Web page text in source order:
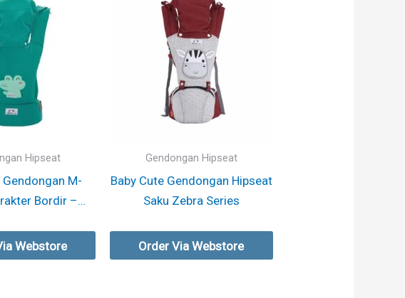
Hipseat
Gendongan M-
Bordir –
Webstore
Gendongan Hipseat
Baby Cute Gendongan Hipseat
Saku Zebra Series
Order Via Webstore